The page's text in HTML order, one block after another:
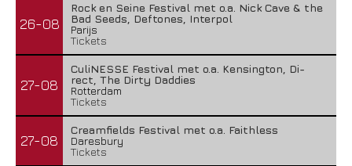
26-08
Rock en Seine Festival met o.a. Nick Cave & the
Bad Seeds, Deftones, Interpol
Parijs
Tickets
27-08
CuliNESSE Festival met o.a. Kensington, Di-
rect, The Dirty Daddies
Rotterdam
Tickets
27-08
Creamfields Festival met o.a. Faithless
Daresbury
Tickets